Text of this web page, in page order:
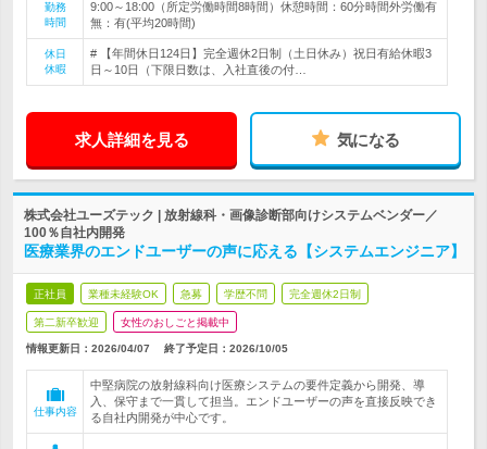
勤務
時間
9:00～18:00（所定労働時間8時間）休憩時間：60分時間外労働有
無：有(平均20時間)
休日
休暇
# 【年間休日124日】完全週休2日制（土日休み）祝日有給休暇3
日～10日（下限日数は、入社直後の付…
求人詳細を見る 気になる
株式会社ユーズテック | 放射線科・画像診断部向けシステムベンダー／
100％自社内開発
医療業界のエンドユーザーの声に応える【システムエンジニア】
正社員 業種未経験OK 急募 学歴不問 完全週休2日制
第二新卒歓迎 女性のおしごと掲載中
情報更新日：2026/04/07 終了予定日： 2026/10/05
仕事内容
中堅病院の放射線科向け医療システムの要件定義から開発、導
入、保守まで一貫して担当。エンドユーザーの声を直接反映でき
る自社内開発が中心です。